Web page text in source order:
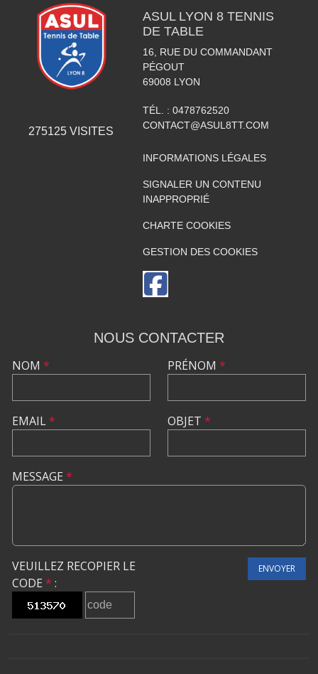
275125 VISITES
ASUL LYON 8 TENNIS
DE TABLE
16, RUE DU COMMANDANT
PÉGOUT
69008 LYON
TÉL. : 0478762520
CONTACT@ASUL8TT.COM
INFORMATIONS LÉGALES
SIGNALER UN CONTENU
INAPPROPRIÉ
CHARTE COOKIES
GESTION DES COOKIES
NOUS CONTACTER
NOM *
EMAIL*
PRÉNOM *
OBJET *
MESSAGE *
VEUILLEZ RECOPIER LE
CODE * :
ENVOYER